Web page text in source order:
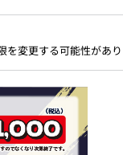
を変更する可能性があ